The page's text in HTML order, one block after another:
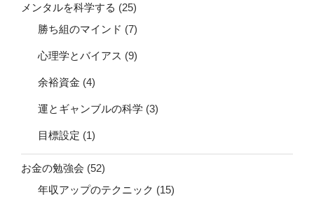
メンタルを科学する (25)
勝ち組のマインド (7)
心理学とバイアス (9)
余裕資金 (4)
運とギャンブルの科学 (3)
目標設定 (1)
お金の勉強会 (52)
年収アップのテクニック (15)